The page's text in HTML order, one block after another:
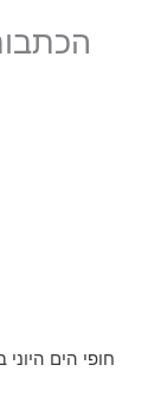
חופי הים היוני